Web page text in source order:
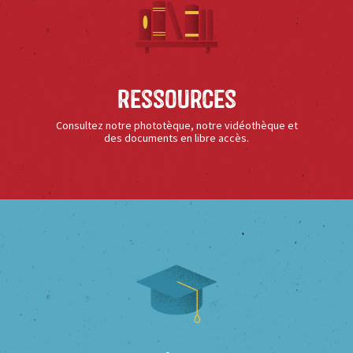
Ressources
Consultez notre phototèque, notre vidéothèque et
des documents en libre accès.